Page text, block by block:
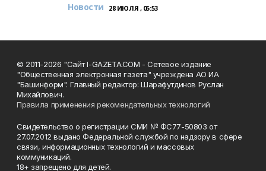
Новости 28 ИЮЛЯ , 05:53
© 2011-2026 "Сайт I-GAZETA.COM - Сетевое издание
"Общественная электронная газета" учреждена АО ИА
"Башинформ". Главный редактор: Шарафутдинов Руслан
Михайлович.
Правила применения рекомендательных технологий
Свидетельство о регистрации СМИ № ФС77-50803 от
27.07.2012 выдано Федеральной службой по надзору в сфере
связи, информационных технологий и массовых
коммуникаций.
18+ запрещено для детей.